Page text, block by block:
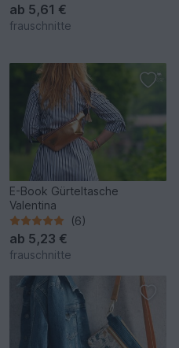
ab 5,61 €
frauschnitte
E-Book Gürteltasche
Valentina
(6)
ab 5,23 €
frauschnitte